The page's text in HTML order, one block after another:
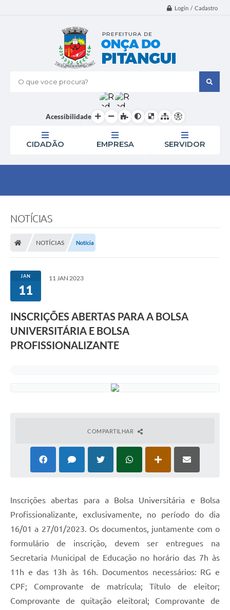
Login / Cadastro
O que voce procura?
Acessibilidade
CIDADÃO EMPRESA SERVIDOR
NOTÍCIAS
NOTÍCIAS Notícia
JAN
11
11 JAN 2023
INSCRIÇÕES ABERTAS PARA A BOLSA
UNIVERSITÁRIA E BOLSA
PROFISSIONALIZANTE
COMPARTILHAR
Inscrições abertas para a Bolsa Universitária e Bolsa
Profissionalizante, exclusivamente, no período do dia
16/01 a 27/01/2023. Os documentos, juntamente com o
formulário de inscrição, devem ser entregues na
Secretaria Municipal de Educação no horário das 7h às
11h e das 13h às 16h. Documentos necessários: RG e
CPF; Comprovante de matrícula; Título de eleitor;
Comprovante de quitação eleitoral; Comprovante de